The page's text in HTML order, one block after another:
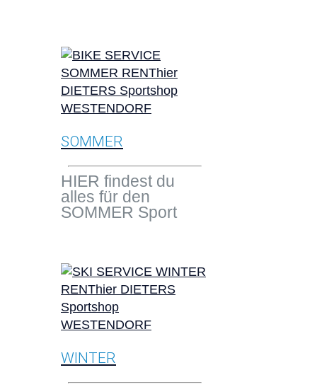
SOMMER
HIER findest du
alles für den
SOMMER Sport
WINTER